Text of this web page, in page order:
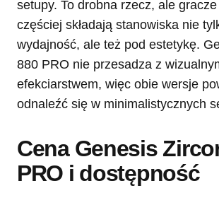
setupy. To drobna rzecz, ale
częściej składają stanowiska nie
wydajność, ale też pod estetykę.
880 PRO nie przesadza z
efekciarstwem, więc obie wersje
odnaleźć się w minimalistycznych
Cena Genesis
PRO i dostępność